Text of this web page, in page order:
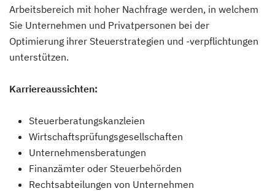
Arbeitsbereich mit hoher Nachfrage werden, in welchem
Sie Unternehmen und Privatpersonen bei der
Optimierung ihrer Steuerstrategien und -verpflichtungen
unterstützen.
Karriereaussichten:
Steuerberatungskanzleien
Wirtschaftsprüfungsgesellschaften
Unternehmensberatungen
Finanzämter oder Steuerbehörden
Rechtsabteilungen von Unternehmen